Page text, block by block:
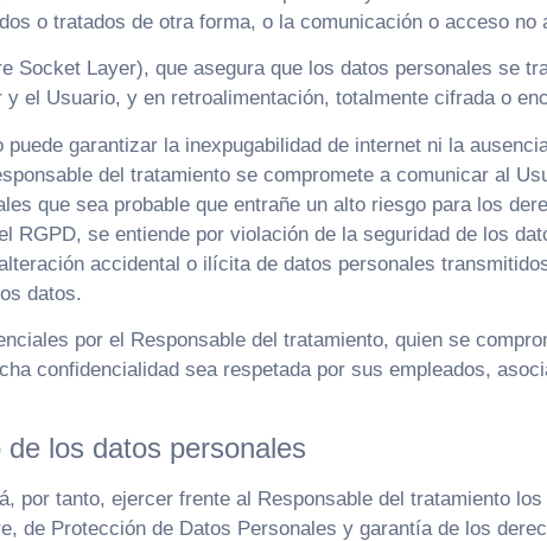
o tratados de otra forma, o la comunicación o acceso no
Socket Layer), que asegura que los datos personales se
el Usuario, y en retroalimentación, totalmente cifrada o
garantizar la inexpugabilidad de internet ni la
del tratamiento se compromete a comunicar al
que sea probable que entrañe un alto riesgo para los
RGPD, se entiende por violación de la seguridad de los
accidental o ilícita de datos personales
datos.
por el Responsable del tratamiento, quien se
confidencialidad sea respetada por sus empleados,
los datos personales
por tanto, ejercer frente al Responsable del tratamiento
de Protección de Datos Personales y garantía de los